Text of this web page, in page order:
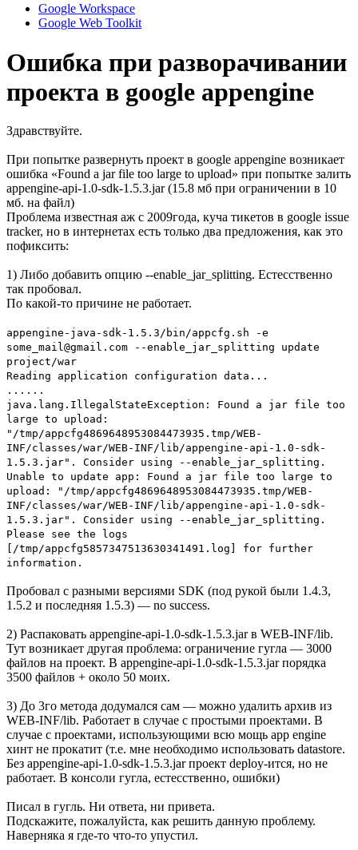
Google Workspace
Google Web Toolkit
Ошибка при разворачивании
проекта в google appengine
Здравствуйте.
При попытке развернуть проект в google appengine возникает
ошибка «Found a jar file too large to upload» при попытке залить
appengine-api-1.0-sdk-1.5.3.jar (15.8 мб при ограничении в 10
мб. на файл)
Проблема известная аж с 2009года, куча тикетов в google issue
tracker, но в интернетах есть только два предложения, как это
пофиксить:
1) Либо добавить опцию --enable_jar_splitting. Естесственно
так пробовал.
По какой-то причине не работает.
appengine-java-sdk-1.5.3/bin/appcfg.sh -e
some_mail@gmail.com --enable_jar_splitting update
project/war
Reading application configuration data...
......
java.lang.IllegalStateException: Found a jar file too
large to upload:
"/tmp/appcfg4869648953084473935.tmp/WEB-
INF/classes/war/WEB-INF/lib/appengine-api-1.0-sdk-
1.5.3.jar". Consider using --enable_jar_splitting.
Unable to update app: Found a jar file too large to
upload: "/tmp/appcfg4869648953084473935.tmp/WEB-
INF/classes/war/WEB-INF/lib/appengine-api-1.0-sdk-
1.5.3.jar". Consider using --enable_jar_splitting.
Please see the logs
[/tmp/appcfg5857347513630341491.log] for further
information.
Пробовал с разными версиями SDK (под рукой были 1.4.3,
1.5.2 и последняя 1.5.3) — no success.
2) Распаковать appengine-api-1.0-sdk-1.5.3.jar в WEB-INF/lib.
Тут возникает другая проблема: ограничение гугла — 3000
файлов на проект. В appengine-api-1.0-sdk-1.5.3.jar порядка
3500 файлов + около 50 моих.
3) До 3го метода додумался сам — можно удалить архив из
WEB-INF/lib. Работает в случае с простыми проектами. В
случае с проектами, использующими всю мощь app engine
хинт не прокатит (т.е. мне необходимо использовать datastore.
Без appengine-api-1.0-sdk-1.5.3.jar проект deploy-ится, но не
работает. В консоли гугла, естесственно, ошибки)
Писал в гугль. Ни ответа, ни привета.
Подскажите, пожалуйста, как решить данную проблему.
Наверняка я где-то что-то упустил.